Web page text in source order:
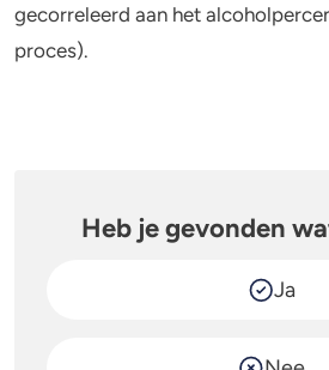
gecorreleerd aan het
proces).
Heb je gevonden
Ja